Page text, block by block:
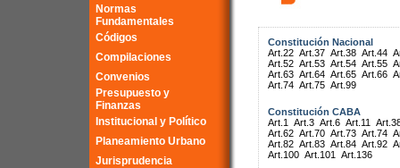
Normas
Fundamentales
Códigos
Compilaciones
Convenios
Presupuesto y
Finanzas
Institucional y Político
Planeamiento Urbano
Jurisprudencia
Constitución Nacional
Art.22 Art.37 Art.38 Art.44
Art.52 Art.53 Art.54 Art.55
Art.63 Art.64 Art.65 Art.66
Art.74 Art.75 Art.99
Constitución CABA
Art.1
Art.3 Art.6 Art.11
Art.62 Art.70 Art.73 Art.74
Art.82 Art.83 Art.84 Art.92
Art.100 Art.101 Art.136